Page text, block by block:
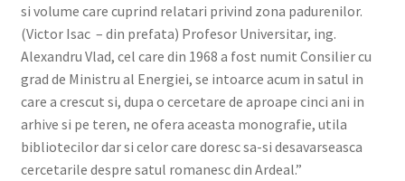
si volume care cuprind relatari privind zona padurenilor.
(Victor Isac – din prefata) Profesor Universitar, ing.
Alexandru Vlad, cel care din 1968 a fost numit Consilier cu
grad de Ministru al Energiei, se intoarce acum in satul in
care a crescut si, dupa o cercetare de aproape cinci ani in
arhive si pe teren, ne ofera aceasta monografie, utila
bibliotecilor dar si celor care doresc sa-si desavarseasca
cercetarile despre satul romanesc din Ardeal.”